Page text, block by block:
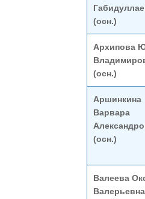
(осн.)
Архипова
(осн.)
Аршинкина
Варвара
(осн.)
Валеева
Валерьевна